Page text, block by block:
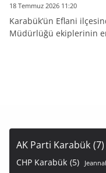
18 Temmuz 2026 11:20
Karabük’ün Eflani
Müdürlüğü ekiplerinin
AK Parti Karabük (7)
CHP Karabük (5)